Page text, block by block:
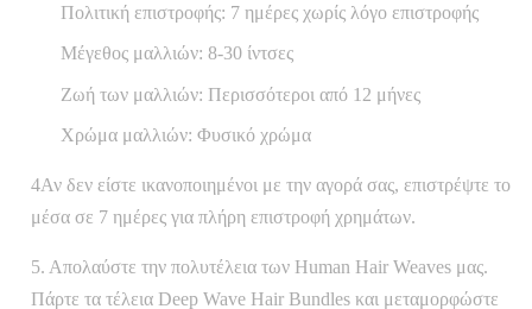
Πολιτική επιστροφής: 7 ημέρες χωρίς λόγο επιστροφής
Μέγεθος μαλλιών: 8-30 ίντσες
Ζωή των μαλλιών: Περισσότεροι από 12 μήνες
Χρώμα μαλλιών: Φυσικό χρώμα
4Αν δεν είστε ικανοποιημένοι με την αγορά σας, επιστρέψτε το
μέσα σε 7 ημέρες για πλήρη επιστροφή χρημάτων.
5. Απολαύστε την πολυτέλεια των Human Hair Weaves μας.
Πάρτε τα τέλεια Deep Wave Hair Bundles και μεταμορφώστε